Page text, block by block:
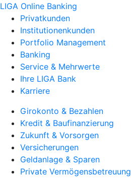
LIGA Online Banking
Privatkunden
Institutionenkunden
Portfolio Management
Banking
Service & Mehrwerte
Ihre LIGA Bank
Karriere
Girokonto & Bezahlen
Kredit & Baufinanzierung
Zukunft & Vorsorgen
Versicherungen
Geldanlage & Sparen
Private Vermögensbetreuung